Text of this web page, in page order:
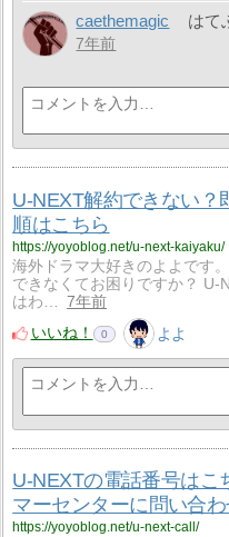
caethemagic はて
7年前
U-NEXT解約できない？
順はこちら
https://yoyoblog.net/u-next-kaiyaku/
海外ドラマ大好きのよよです
できなくてお困りですか？ U-
はわ…
7年前
いいね！
0 よよ
U-NEXTの電話番号はこ
マーセンターに問い合
https://yoyoblog.net/u-next-call/